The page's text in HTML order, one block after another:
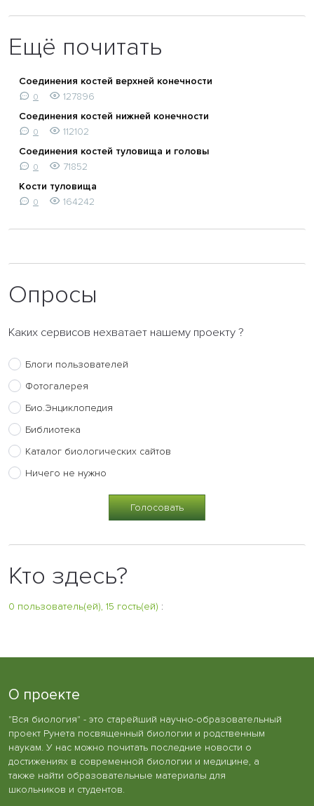
Ещё почитать
Соединения костей верхней конечности
0
127896
Соединения костей нижней конечности
0
112102
Соединения костей туловища и головы
0
71852
Кости туловища
0 164242
Опросы
Каких сервисов нехватает нашему проекту ?
Блоги пользователей
Фотогалерея
Био.Энциклопедия
Библиотека
Каталог биологических сайтов
Ничего не нужно
Кто здесь?
0 пользователь(ей), 15 гость(ей) :
О проекте
"Вся биология" - это старейший научно-образовательный
проект Рунета посвященный биологии и родственным
наукам. У нас можно почитать последние новости о
достижениях в современной биологии и медицине, а
также найти образовательные материалы для
школьников и студентов.